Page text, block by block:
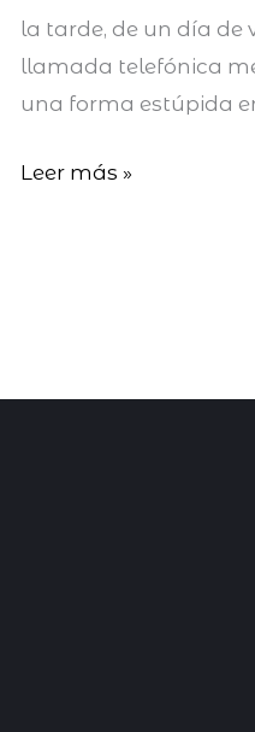
la tarde, de un día de
llamada telefónica
una forma estúpida
hay
maneras
de
Leer más »